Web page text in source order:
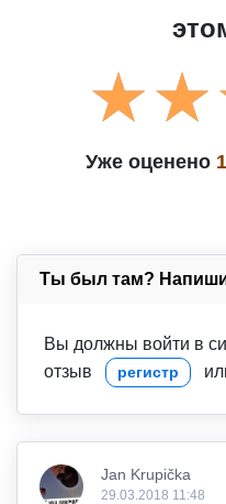
Уже оценено
Ты был там?
Вы должны войти в
отзыв
регистр
Jan Krupička
29.03.2018 11:48